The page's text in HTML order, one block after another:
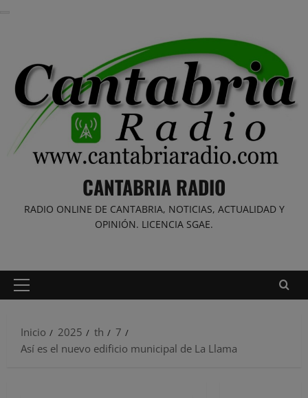
CANTABRIA RADIO
RADIO ONLINE DE CANTABRIA, NOTICIAS, ACTUALIDAD Y
OPINIÓN. LICENCIA SGAE.
Menú
Inicio
2025 th
7
Así es el nuevo edificio municipal de La Llama